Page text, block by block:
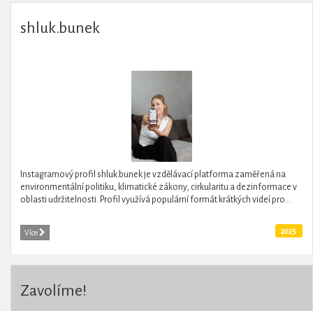
shluk.bunek
Instagramový profil shluk.bunek je vzdělávací platforma zaměřená na
environmentální politiku, klimatické zákony, cirkularitu a dezinformace v
oblasti udržitelnosti. Profil využívá populární formát krátkých videí pro...
Více 2025
Zavolíme!